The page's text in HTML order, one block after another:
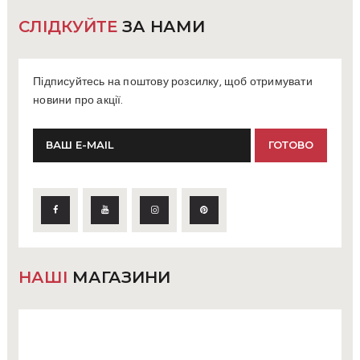
СЛІДКУЙТЕ ЗА НАМИ
Підписуйтесь на поштову розсилку, щоб отримувати
новини про акції.
НАШІ МАГАЗИНИ